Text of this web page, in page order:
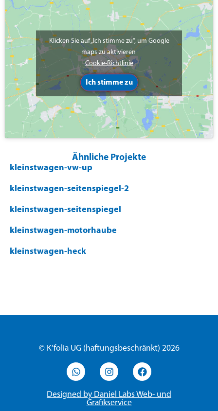
Klicken Sie auf „Ich stimme zu“, um Google
maps zu aktivieren
Cookie-Richtlinie
Ich stimme zu
Ähnliche Projekte
kleinstwagen-vw-up
kleinstwagen-seitenspiegel-2
kleinstwagen-seitenspiegel
kleinstwagen-motorhaube
kleinstwagen-heck
© K’folia UG (haftungsbeschränkt) 2026
Designed by Daniel Labs Web- und
Grafikservice